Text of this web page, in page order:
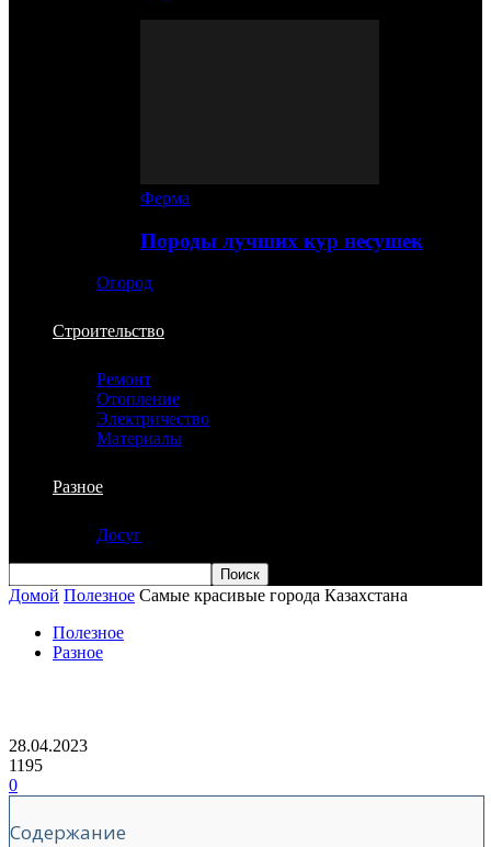
Ферма
Породы лучших кур несушек
Огород
Строительство
Ремонт
Отопление
Электричество
Материалы
Разное
Досуг
Домой Полезное Самые красивые города Казахстана
Полезное
Разное
28.04.2023
1195
0
Содержание